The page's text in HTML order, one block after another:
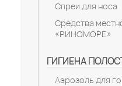
Спреи для носа
Средства
«РИНОМОРЕ»
ГИГИЕНА
Аэрозоль для